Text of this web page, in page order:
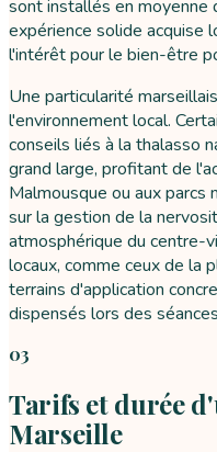
sont installés en
expérience solide acquise
l'intérêt pour le bien-être
Une particularité
l'environnement local.
conseils liés à la thalasso
grand large, profitant de
Malmousque ou aux parcs
sur la gestion de la
atmosphérique du centre-
locaux, comme ceux de la
terrains d'application
dispensés lors des
03
Tarifs et durée
Marseille